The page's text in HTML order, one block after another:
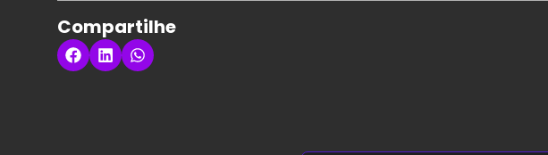
Compartilhe